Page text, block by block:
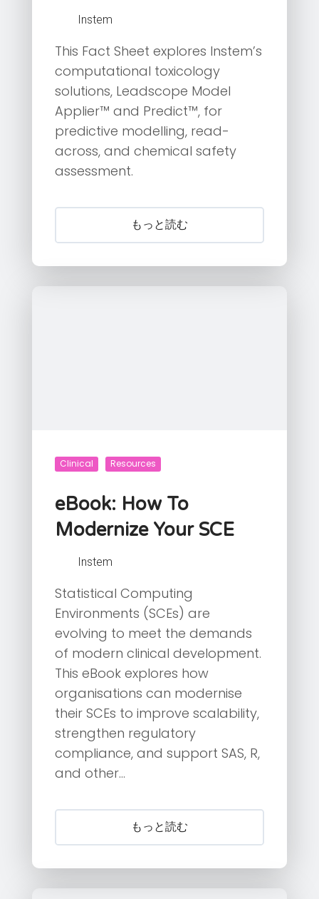
Instem
This Fact Sheet explores Instem’s
computational toxicology
solutions, Leadscope Model
Applier™ and Predict™, for
predictive modelling, read-
across, and chemical safety
assessment.
もっと読む
Clinical Resources
eBook: How To
Modernize Your SCE
Instem
Statistical Computing
Environments (SCEs) are
evolving to meet the demands
of modern clinical development.
This eBook explores how
organisations can modernise
their SCEs to improve scalability,
strengthen regulatory
compliance, and support SAS, R,
and other...
もっと読む